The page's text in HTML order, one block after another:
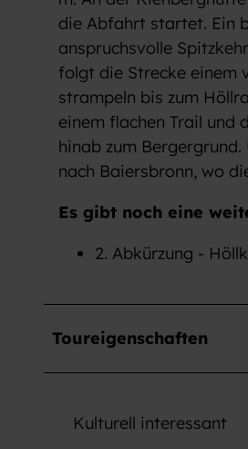
w
a
h
l
die Abfahrt startet. Ein
anspruchsvolle
folgt die Strecke einem
strampeln bis zum
einem flachen Trail und
hinab zum
nach Baiersbronn, wo
Es gibt noch eine
2. Abkürzung -
Toureigenschaften
Kulturell interessant